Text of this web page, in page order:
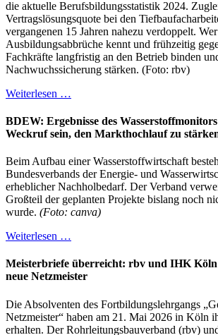
die aktuelle Berufsbildungsstatistik 2024.
Vertragslösungsquote bei den
vergangenen 15 Jahren nahezu verdoppelt.
Ausbildungsabbrüche kennt und frühzeitig
Fachkräfte langfristig an den Betrieb binden
Nachwuchssicherung stärken. (Foto: rbv)
Weiterlesen …
BDEW: Ergebnisse des Wasserstoffmonitors
Weckruf sein, den Markthochlauf zu
Beim Aufbau einer Wasserstoffwirtschaft
Bundesverbands der Energie- und
erheblicher Nachholbedarf. Der Verband
Großteil der geplanten Projekte bislang noch
wurde. (Foto: canva)
Weiterlesen …
Meisterbriefe überreicht: rbv und IHK Köln
neue Netzmeister
Die Absolventen des Fortbildungslehrgangs
Netzmeister“ haben am 21. Mai 2026 in Köln
erhalten. Der Rohrleitungsbauverband (rbv)